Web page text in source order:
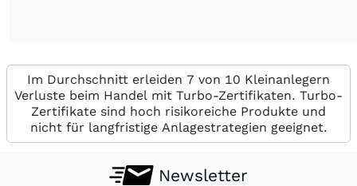
Im Durchschnitt erleiden 7 von 10 Kleinanlegern
Verluste beim Handel mit Turbo-Zertifikaten. Turbo-
Zertifikate sind hoch risikoreiche Produkte und
nicht für langfristige Anlagestrategien geeignet.
Newsletter